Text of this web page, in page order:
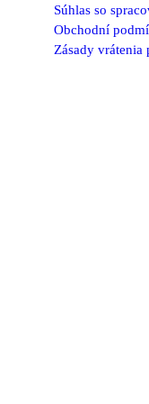
Súhlas so
Obchodní
Zásady vrátenia